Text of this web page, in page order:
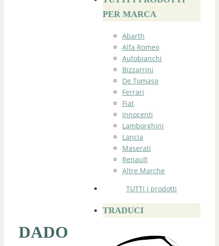
DADO
PER MARCA
Abarth
Alfa Romeo
Autobianchi
Bizzarrini
De Tomaso
Ferrari
Fiat
Innocenti
Lamborghini
Lancia
Maserati
Renault
Altre Marche
TUTTI i prodotti
TRADUCI